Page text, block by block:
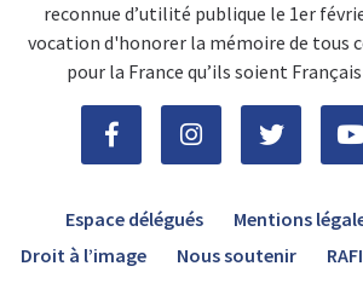
reconnue d’utilité publique le 1er
vocation d'honorer la mémoire de tous
pour la France qu’ils soient
Espace délégués Mentions
Droit à l’image
Nous soutenir